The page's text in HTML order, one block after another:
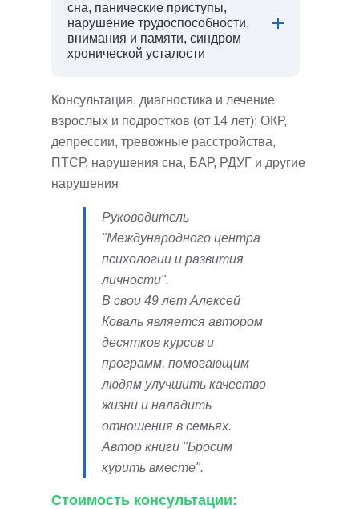
сна, панические приступы,
нарушение трудоспособности,
внимания и памяти, синдром
хронической усталости
Консультация, диагностика и лечение
взрослых и подростков (от 14 лет): ОКР,
депрессии, тревожные расстройства,
ПТСР, нарушения сна, БАР, РДУГ и другие
нарушения
Руководитель
"Международного центра
психологии и развития
личности".
В свои 49 лет Алексей
Коваль является автором
десятков курсов и
программ, помогающим
людям улучшить качество
жизни и наладить
отношения в семьях.
Автор книги "Бросим
курить вместе".
Стоимость консультации: